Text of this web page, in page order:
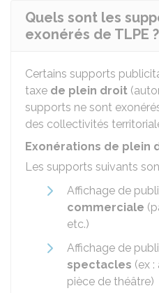
Quels sont les
exonérés de TLPE ?
Certains supports
taxe de plein droit
supports ne sont
des collectivités
Exonérations de plein
Les supports suivants
Affichage de
commerciale
etc.)
Affichage de
spectacles (ex
pièce de théâtre)